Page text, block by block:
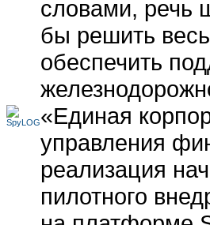
словами, речь
бы решить
обеспечить
«Единая
управления
реализация
пилотного